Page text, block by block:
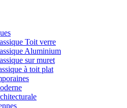
Toit verre
Aluminium
sur muret
à toit plat